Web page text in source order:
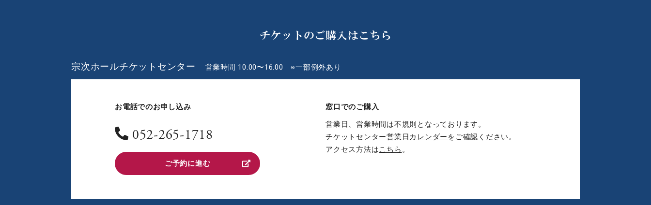
チケットのご購入はこちら
宗次ホールチケットセンター 営業時間 10:00〜16:00 ※一部例外あり
お電話でのお申し込み
052-265-1718
ご予約に進む
窓口でのご購入
営業日、営業時間は不規則となっております。
チケットセンター営業日カレンダー をご確認ください。
アクセス方法はこちら 。